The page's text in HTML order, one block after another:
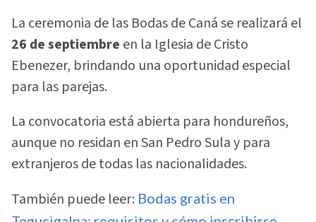
La ceremonia de las Bodas de Caná se realizará el
26 de septiembre en la Iglesia de Cristo
Ebenezer, brindando una oportunidad especial
para las parejas.
La convocatoria está abierta para hondureños,
aunque no residan en San Pedro Sula y para
extranjeros de todas las nacionalidades.
También puede leer: Bodas gratis en